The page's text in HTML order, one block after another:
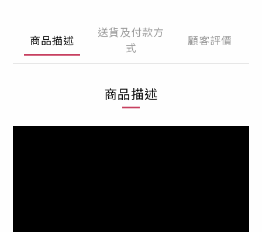
商品描述
送貨及付款方
式
顧客評價
商品描述